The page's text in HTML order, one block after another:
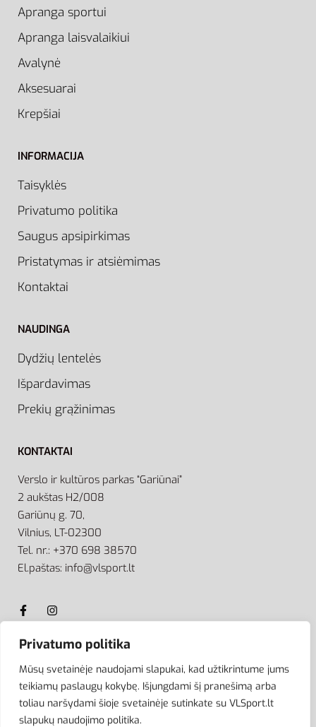
Privatumo politika
Mūsų svetainėje naudojami slapukai, kad užtikrintume jums
teikiamų paslaugų kokybę. Išjungdami šį pranešimą arba
toliau naršydami šioje svetainėje sutinkate su VLSport.lt
slapukų naudojimo politika.
Apranga sportui
Apranga laisvalaikiui
Avalynė
Aksesuarai
Krepšiai
INFORMACIJA
Taisyklės
Privatumo politika
Saugus apsipirkimas
Pristatymas ir atsiėmimas
Kontaktai
NAUDINGA
Dydžių lentelės
Išpardavimas
Prekių grąžinimas
KONTAKTAI
Verslo ir kultūros parkas “Gariūnai”
2 aukštas H2/008
Gariūnų g. 70,
Vilnius, LT-02300
Tel. nr.: +370 698 38570
El.paštas: info@vlsport.lt